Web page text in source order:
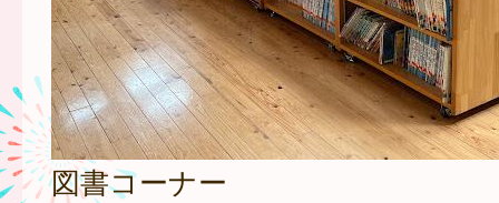
図書コーナー